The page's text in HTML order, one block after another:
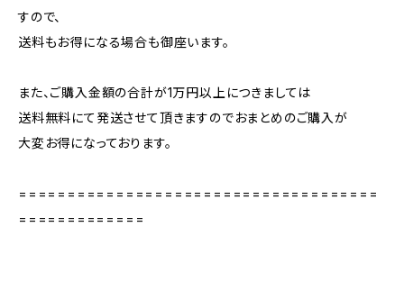
すので、
送料もお得になる場合も御座います。
また、ご購入金額の合計が1万円以上につきましては
送料無料にて発送させて頂きますのでおまとめのご購入が
大変お得になっております。
=====================================
=============